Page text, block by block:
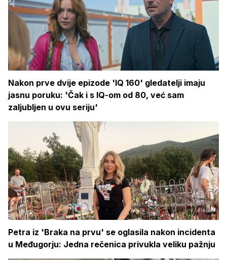
Nakon prve dvije epizode 'IQ 160' gledatelji imaju
jasnu poruku: 'Čak i s IQ-om od 80, već sam
zaljubljen u ovu seriju'
Petra iz 'Braka na prvu' se oglasila nakon incidenta
u Međugorju: Jedna rečenica privukla veliku pažnju